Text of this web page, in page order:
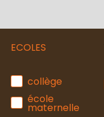
ECOLES
collège
école
maternelle